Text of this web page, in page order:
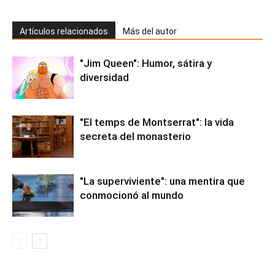
Artículos relacionados Más del autor
"Jim Queen": Humor, sátira y
diversidad
"El temps de Montserrat": la vida
secreta del monasterio
"La superviviente": una mentira que
conmocionó al mundo